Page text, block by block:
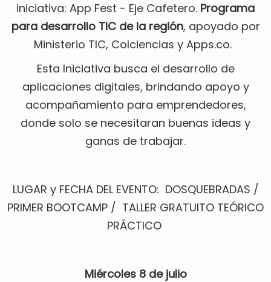
iniciativa: App Fest - Eje Cafetero. Programa
para desarrollo TIC de la región, apoyado por
Ministerio TIC, Colciencias y Apps.co.
Esta Iniciativa busca el desarrollo de
aplicaciones digitales, brindando apoyo y
acompañamiento para emprendedores,
donde solo se necesitaran buenas ideas y
ganas de trabajar.
LUGAR y FECHA DEL EVENTO: DOSQUEBRADAS /
PRIMER BOOTCAMP / TALLER GRATUITO TEÓRICO
PRÁCTICO
Miércoles 8 de julio